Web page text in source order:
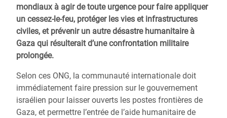
mondiaux à agir de toute urgence pour faire appliquer
un cessez-le-feu, protéger les vies et infrastructures
civiles, et prévenir un autre désastre humanitaire à
Gaza qui résulterait d’une confrontation militaire
prolongée.
Selon ces ONG, la communauté internationale doit
immédiatement faire pression sur le gouvernement
israélien pour laisser ouverts les postes frontières de
Gaza, et permettre l’entrée de l’aide humanitaire de